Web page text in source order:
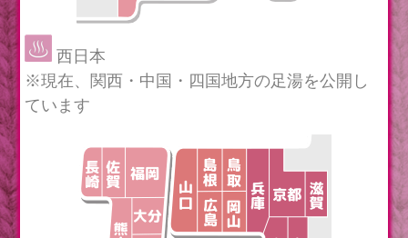
西日本
※現在、関西・中国・四国地方の足湯を公開し
ています